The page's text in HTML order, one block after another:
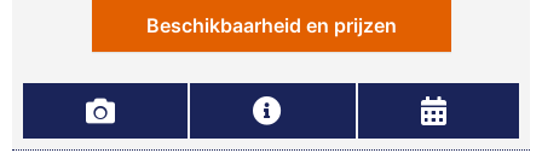
Beschikbaarheid en prijzen